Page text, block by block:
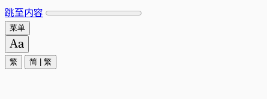
跳至内容
菜单
繁 简 繁